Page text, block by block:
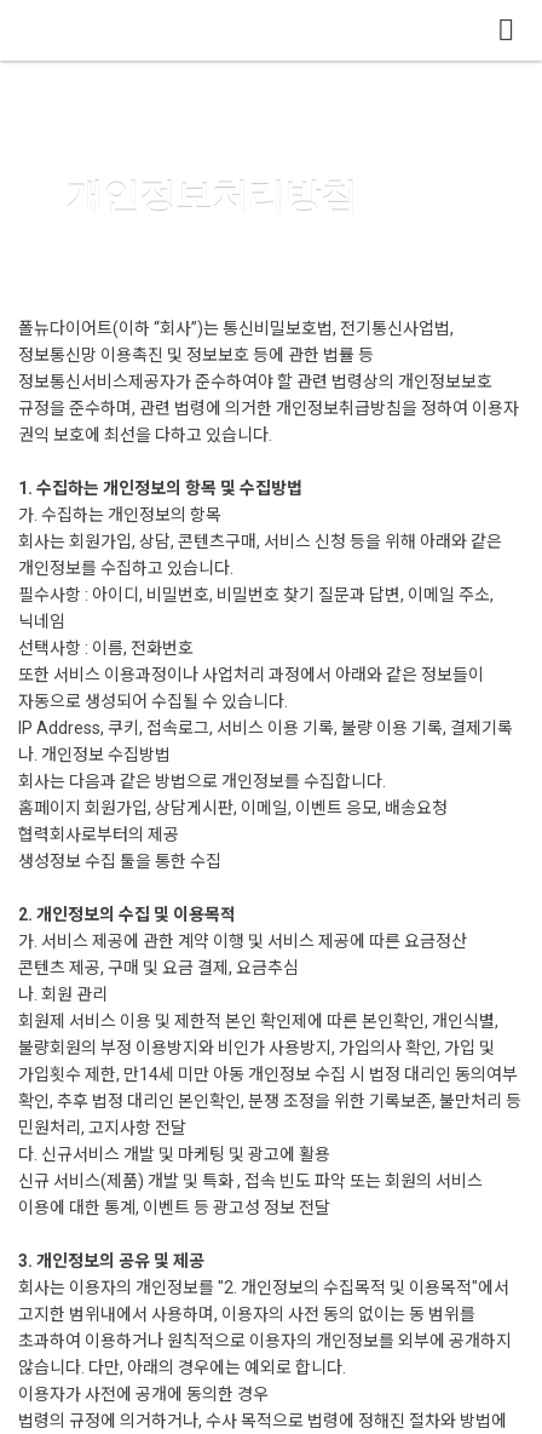
개인정보처리방침
폴뉴다이어트(이하 “회사”)는 통신비밀보호법, 전기통신사업법,
정보통신망 이용촉진 및 정보보호 등에 관한 법률 등
정보통신서비스제공자가 준수하여야 할 관련 법령상의 개인정보보호
규정을 준수하며, 관련 법령에 의거한 개인정보취급방침을 정하여 이용자
권익 보호에 최선을 다하고 있습니다.
1. 수집하는 개인정보의 항목 및 수집방법
가. 수집하는 개인정보의 항목
회사는 회원가입, 상담, 콘텐츠구매, 서비스 신청 등을 위해 아래와 같은
개인정보를 수집하고 있습니다.
필수사항 : 아이디, 비밀번호, 비밀번호 찾기 질문과 답변, 이메일 주소,
닉네임
선택사항 : 이름, 전화번호
또한 서비스 이용과정이나 사업처리 과정에서 아래와 같은 정보들이
자동으로 생성되어 수집될 수 있습니다.
IP Address, 쿠키, 접속로그, 서비스 이용 기록, 불량 이용 기록, 결제기록
나. 개인정보 수집방법
회사는 다음과 같은 방법으로 개인정보를 수집합니다.
홈페이지 회원가입, 상담게시판, 이메일, 이벤트 응모, 배송요청
협력회사로부터의 제공
생성정보 수집 툴을 통한 수집
2. 개인정보의 수집 및 이용목적
가. 서비스 제공에 관한 계약 이행 및 서비스 제공에 따른 요금정산
콘텐츠 제공, 구매 및 요금 결제, 요금추심
나. 회원 관리
회원제 서비스 이용 및 제한적 본인 확인제에 따른 본인확인, 개인식별,
불량회원의 부정 이용방지와 비인가 사용방지, 가입의사 확인, 가입 및
가입횟수 제한, 만14세 미만 아동 개인정보 수집 시 법정 대리인 동의여부
확인, 추후 법정 대리인 본인확인, 분쟁 조정을 위한 기록보존, 불만처리 등
민원처리, 고지사항 전달
다. 신규서비스 개발 및 마케팅 및 광고에 활용
신규 서비스(제품) 개발 및 특화 , 접속 빈도 파악 또는 회원의 서비스
이용에 대한 통계, 이벤트 등 광고성 정보 전달
3. 개인정보의 공유 및 제공
회사는 이용자의 개인정보를 "2. 개인정보의 수집목적 및 이용목적"에서
고지한 범위내에서 사용하며, 이용자의 사전 동의 없이는 동 범위를
초과하여 이용하거나 원칙적으로 이용자의 개인정보를 외부에 공개하지
않습니다. 다만, 아래의 경우에는 예외로 합니다.
이용자가 사전에 공개에 동의한 경우
법령의 규정에 의거하거나, 수사 목적으로 법령에 정해진 절차와 방법에